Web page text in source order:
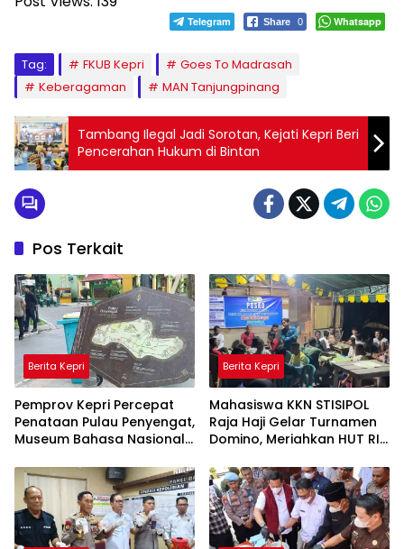
Telegram Share 0 Whatsapp
Tag: FKUB Kepri
Goes To Madrasah
Keberagaman
MAN Tanjungpinang
Tambang Ilegal Jadi Sorotan, Kejati Kepri Beri
Pencerahan Hukum di Bintan
Pos Terkait
Berita Kepri
Pemprov Kepri Percepat
Penataan Pulau Penyengat,
Museum Bahasa Nasional
Berita Kepri
Mahasiswa KKN STISIPOL
Raja Haji Gelar Turnamen
Domino, Meriahkan HUT RI